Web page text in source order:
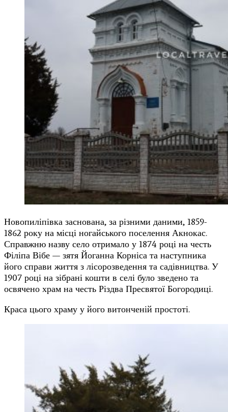
Новопиліпівка заснована, за різними даними, 1859-
1862 року на місці ногайського поселення Акнокас.
Справжню назву село отримало у 1874 році на честь
Філіпа Вібе — зятя Йоганна Корніса та наступника
його справи життя з лісорозведення та садівництва. У
1907 році на зібрані кошти в селі було зведено та
освячено храм на честь Різдва Пресвятої Богородиці.
Краса цього храму у його витонченій простоті.